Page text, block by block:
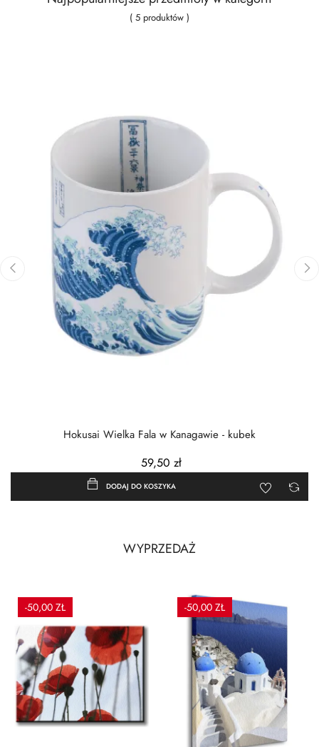
( 5 produktów )
Hokusai Wielka Fala w Kanagawie - kubek
59,50 zł
DODAJ DO KOSZYKA
WYPRZEDAŻ
-50,00 ZŁ -50,00 ZŁ